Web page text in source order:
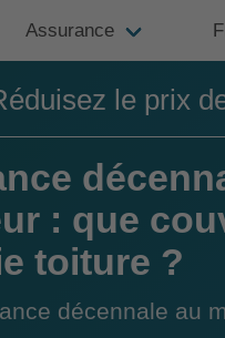
Assurance
le prix
: que
toiture ?
décennale au